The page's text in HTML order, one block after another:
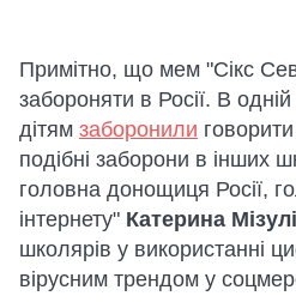
Примітно, що мем "Сікс
забороняти в Росії. В
дітям заборонили
подібні заборони в інших
головна донощиця Росії,
інтернету" Катерина
школярів у використанні
вірусним трендом у